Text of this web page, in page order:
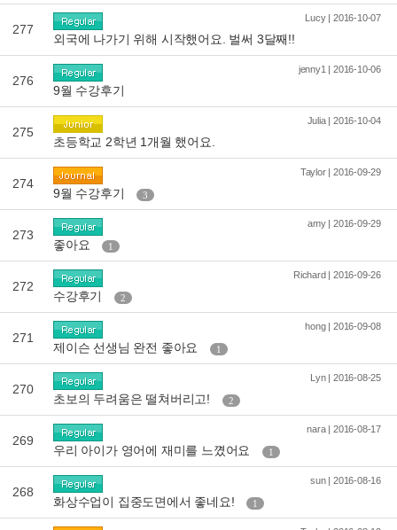
277
Lucy | 2016-10-07
외국에 나가기 위해 시작했어요. 벌써 3달째!!
276
jenny1 | 2016-10-06
9월 수강후기
275
Julia | 2016-10-04
초등학교 2학년 1개월 했어요.
274
Taylor | 2016-09-29
9월 수강후기 3
273
amy | 2016-09-29
좋아요 1
272
Richard | 2016-09-26
수강후기 2
271
hong | 2016-09-08
제이슨 선생님 완전 좋아요 1
270
Lyn | 2016-08-25
초보의 두려움은 떨쳐버리고! 2
269
nara | 2016-08-17
우리 아이가 영어에 재미를 느꼈어요 1
268
sun | 2016-08-16
화상수업이 집중도면에서 좋네요! 1